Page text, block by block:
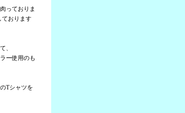
っておりま
おります
、
ー使用のも
Tシャツを